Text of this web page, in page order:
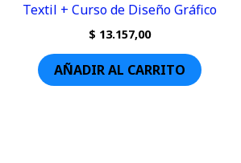
Textil + Curso de Diseño Gráfico
$ 13.157,00
AÑADIR AL CARRITO